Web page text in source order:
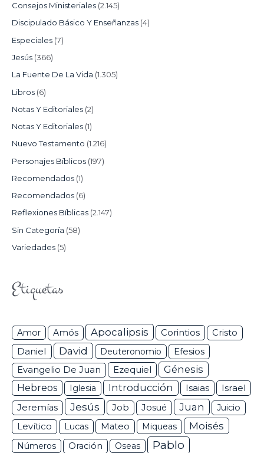
Consejos Ministeriales (2.145)
Discipulado Básico Y Enseñanzas (4)
Especiales (7)
Jesús (366)
La Fuente De La Vida (1.305)
Libros (6)
Notas Y Editoriales (2)
Notas Y Editoriales (1)
Nuevo Testamento (1.216)
Personajes Bíblicos (197)
Recomendados (1)
Recomendados (6)
Reflexiones Bíblicas (2.147)
Sin Categoría (58)
Variedades (5)
Etiquetas
Amor Amós Apocalipsis Corintios Cristo
Daniel David Deuteronomio Efesios
Evangelio De Juan Ezequiel
Génesis
Hebreos
Iglesia Introducción Isaias Israel
Jeremías Jesús Job Josué Juan
Juicio
Levítico
Lucas Mateo Miqueas Moisés
Números Oración Oseas Pablo